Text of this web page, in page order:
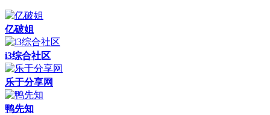
亿破姐
i3综合社区
乐于分享网
鸭先知